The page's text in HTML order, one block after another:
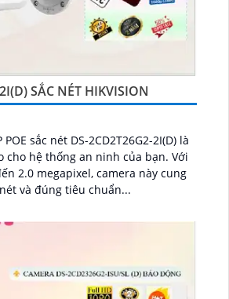
SẮC NÉT HIKVISION
sắc nét DS-2CD2T26G2-2I(D) là
hệ thống an ninh của bạn. Với
2.0 megapixel, camera này cung
và đúng tiêu chuẩn...